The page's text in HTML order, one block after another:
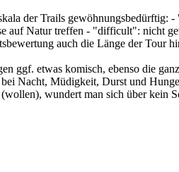
der Trails
auf Natur treffen - "difficult": nicht
auch die Länge der Tour
ggf. etwas komisch, ebenso die
Nacht, Müdigkeit, Durst und
wundert man sich über kein